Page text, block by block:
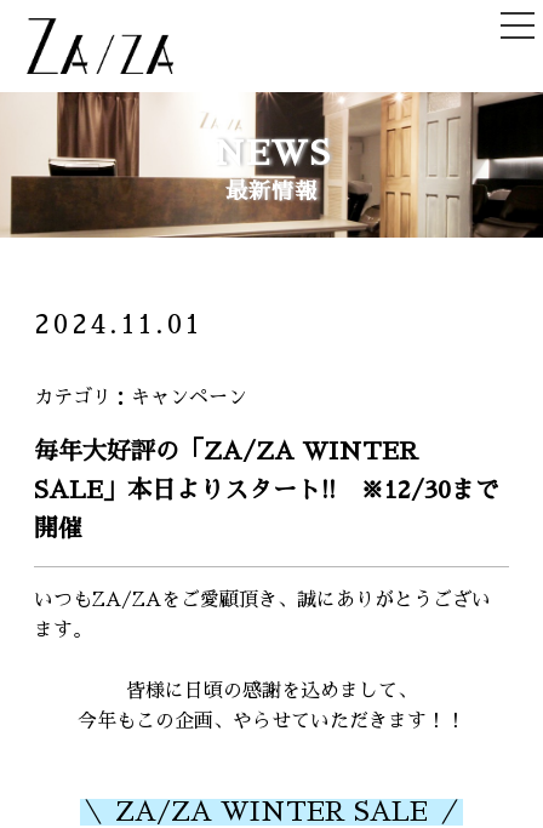
トップ
NEWS＆TOPICS
ニュース＆記事
SHOPLIST
店舗一覧
NEWS
最新情報
2024.11.01
カテゴリ キャンペーン
毎年大好評の「ZA/ZA WINTER
SALE」本日よりスタート!! ※12/30まで
開催
いつもZA/ZAをご愛顧頂き、誠にありがとうござい
ます。
皆様に日頃の感謝を込めまして、
今年もこの企画、やらせていただきます！！
＼ ZA/ZA WINTER SALE ／